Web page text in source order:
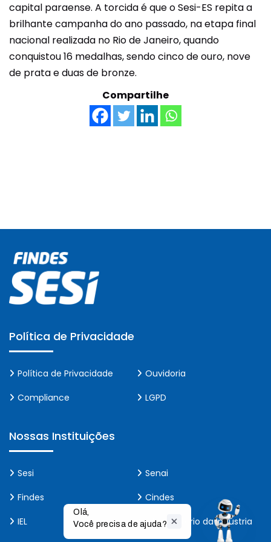
capital paraense. A torcida é que o Sesi-ES repita a
brilhante campanha do ano passado, na etapa final
nacional realizada no Rio de Janeiro, quando
conquistou 16 medalhas, sendo cinco de ouro, nove
de prata e duas de bronze.
Compartilhe
Política de Privacidade
Política de Privacidade
Ouvidoria
Compliance
LGPD
Nossas Instituições
Sesi
Senai
Findes
Cindes
IEL
Observatório da Indústria
Olá,
Você precisa de ajuda?